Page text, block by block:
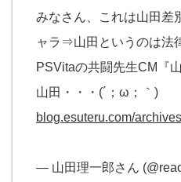
みなさん、これは山田差
ャラ⇒山田というのは
PSVitaの共闘先生CM『
山田・・・(´；ω；｀)
blog.esuteru.com/
— 山田理一郎さん